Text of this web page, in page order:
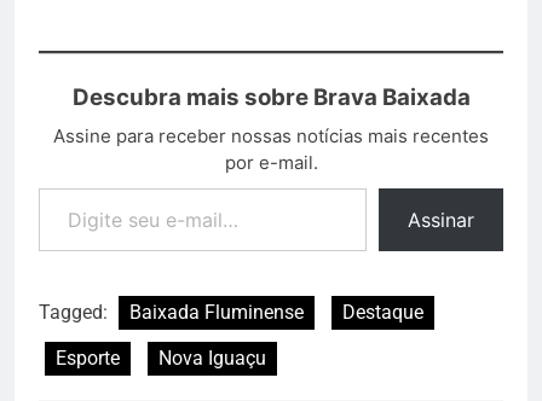
Descubra mais sobre Brava Baixada
Assine para receber nossas notícias mais recentes
por e-mail.
Assinar
Tagged: Baixada Fluminense
Destaque
Esporte
Nova Iguaçu